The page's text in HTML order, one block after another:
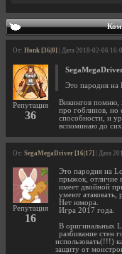
От: Honk [36|0] | Дата 2018-02-06
Репутация
36
Это пародия на
Викингов помню,
про гоблинов, но
способности, и
вспоминаю до сих
От: SegaMegaDriver [16|17] | Дата
Репутация
16
Это пародия на
прыжок, отличие
имеет двойной
умеют атаковать,
Нет юмора.
Игра 2017 года.
В оригинальных
разбивание стен
использовать(!!!)
защиту от